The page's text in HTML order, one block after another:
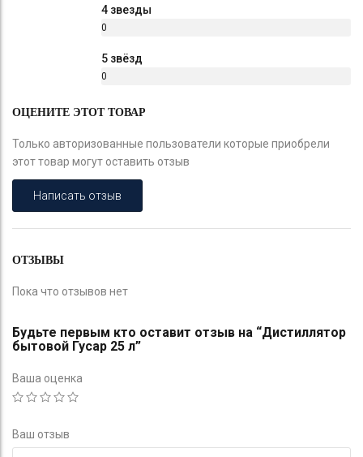
4 звезды
0
5 звёзд
0
ОЦЕНИТЕ ЭТОТ ТОВАР
Только авторизованные пользователи которые приобрели
этот товар могут оставить отзыв
Написать отзыв
ОТЗЫВЫ
Пока что отзывов нет
Будьте первым кто оставит отзыв на “Дистиллятор
бытовой Гусар 25 л”
Ваша оценка
Ваш отзыв